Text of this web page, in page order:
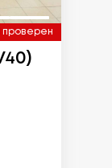
проверен